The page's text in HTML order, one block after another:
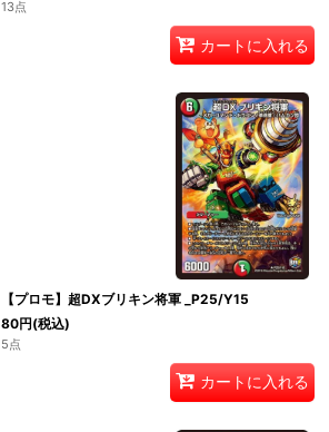
13点
カートに入れる
【プロモ】超DXブリキン将軍 _P25/Y15
80円(税込)
5点
カートに入れる